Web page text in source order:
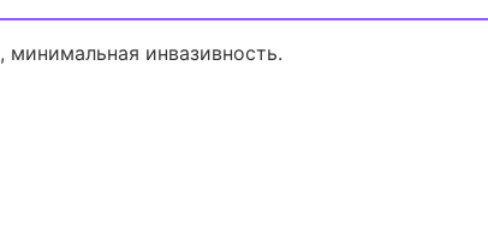
минимальная инвазивность.